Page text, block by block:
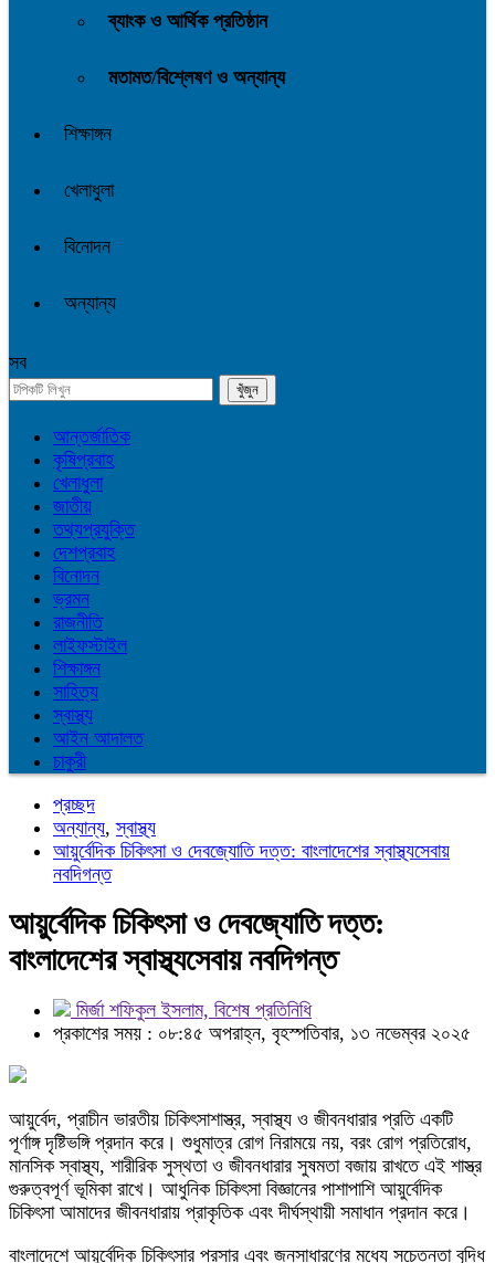
ব্যাংক ও আর্থিক প্রতিষ্ঠান
মতামত/বিশ্লেষণ ও অন্যান্য
শিক্ষাঙ্গন
খেলাধুলা
বিনোদন
অন্যান্য
সব
আন্তর্জাতিক
কৃষিপ্রবাহ
খেলাধুলা
জাতীয়
তথ্যপ্রযুক্তি
দেশপ্রবাহ
বিনোদন
ভ্রমন
রাজনীতি
লাইফস্টাইল
শিক্ষাঙ্গন
সাহিত্য
স্বাস্থ্য
আইন আদালত
চাকুরী
প্রচ্ছদ
অন্যান্য,স্বাস্থ্য
আয়ুর্বেদিক চিকিৎসা ও দেবজ্যোতি দত্ত: বাংলাদেশের স্বাস্থ্যসেবায়
নবদিগন্ত
আয়ুর্বেদিক চিকিৎসা ও দেবজ্যোতি দত্ত:
বাংলাদেশের স্বাস্থ্যসেবায় নবদিগন্ত
মির্জা শফিকুল ইসলাম, বিশেষ প্রতিনিধি
প্রকাশের সময় : ০৮:৪৫ অপরাহ্ন, বৃহস্পতিবার, ১৩ নভেম্বর ২০২৫
আয়ুর্বেদ, প্রাচীন ভারতীয় চিকিৎসাশাস্ত্র, স্বাস্থ্য ও জীবনধারার প্রতি একটি
পূর্ণাঙ্গ দৃষ্টিভঙ্গি প্রদান করে। শুধুমাত্র রোগ নিরাময়ে নয়, বরং রোগ প্রতিরোধ,
মানসিক স্বাস্থ্য, শারীরিক সুস্থতা ও জীবনধারার সুষমতা বজায় রাখতে এই শাস্ত্র
গুরুত্বপূর্ণ ভূমিকা রাখে। আধুনিক চিকিৎসা বিজ্ঞানের পাশাপাশি আয়ুর্বেদিক
চিকিৎসা আমাদের জীবনধারায় প্রাকৃতিক এবং দীর্ঘস্থায়ী সমাধান প্রদান করে।
বাংলাদেশে আয়ুর্বেদিক চিকিৎসার প্রসার এবং জনসাধারণের মধ্যে সচেতনতা বৃদ্ধি